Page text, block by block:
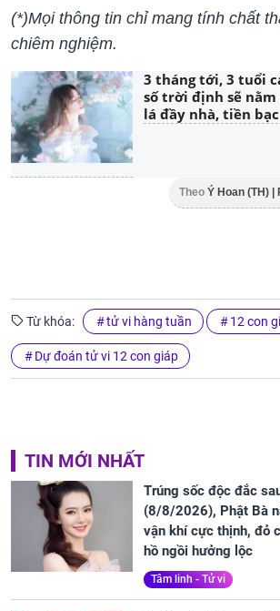
(*)Mọi thông tin chỉ mang tính chất
chiêm nghiệm.
3 tháng tới, 3 tuổi
số trời định sẽ nằm
lá đầy nhà, tiền
Theo Ý Hoan (TH)
Từ khóa: tử vi hàng tuần 12 con
Dự đoán tử vi 12 con giáp
TIN MỚI NHẤT
Trúng sốc độc đắc
(8/8/2026), Phật Bà
vận khí cực thịnh, đỏ
hồ ngồi hưởng lộc
Tâm linh - Tử vi